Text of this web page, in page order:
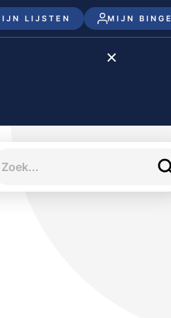
LIJSTEN MIJN BINGE
Disney+